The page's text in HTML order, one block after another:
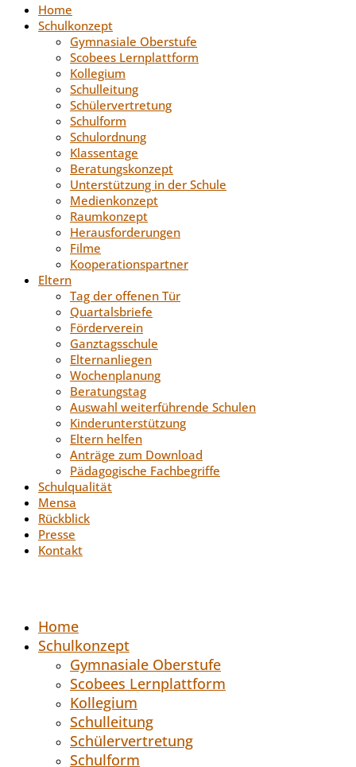
Home
Schulkonzept
Gymnasiale Oberstufe
Scobees Lernplattform
Kollegium
Schulleitung
Schülervertretung
Schulform
Schulordnung
Klassentage
Beratungskonzept
Unterstützung in der Schule
Medienkonzept
Raumkonzept
Herausforderungen
Filme
Kooperationspartner
Eltern
Tag der offenen Tür
Quartalsbriefe
Förderverein
Ganztagsschule
Elternanliegen
Wochenplanung
Beratungstag
Auswahl weiterführende Schulen
Kinderunterstützung
Eltern helfen
Anträge zum Download
Pädagogische Fachbegriffe
Schulqualität
Mensa
Rückblick
Presse
Kontakt
Home
Schulkonzept
Gymnasiale Oberstufe
Scobees Lernplattform
Kollegium
Schulleitung
Schülervertretung
Schulform